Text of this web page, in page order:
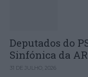
Deputados do
Sinfónica da
31 DE JULHO, 2026